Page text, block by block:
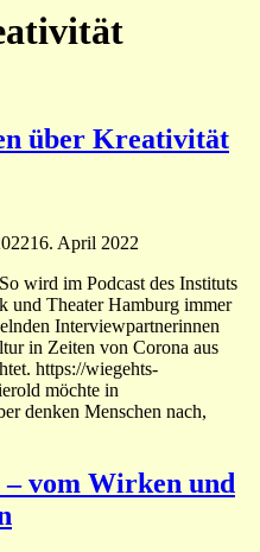
über Kreativität
16. April 2022
wird im Podcast des Instituts
Theater Hamburg immer
Interviewpartnerinnen
in Zeiten von Corona aus
https://wiegehts-
möchte in
denken Menschen nach,
vom Wirken und